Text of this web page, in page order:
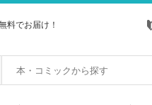
料でお届け！